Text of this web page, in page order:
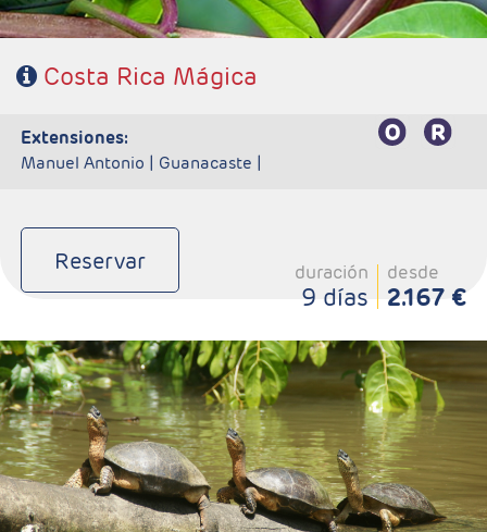
Costa Rica Mágica
extensiones:
Manuel Antonio | Guanacaste |
Reservar duración
9 días
desde
2.167 €
- Salidas: Diarias
- Ruta: 2 noches San José, 2 noches Tortuguero, 1 noche
Arenal y 2 noches Monteverde.
- Categoría hotelera: Standard, Primera o semilujo
- Régimen: 7 desayunos, 3 almuerzos y 2 cenas.